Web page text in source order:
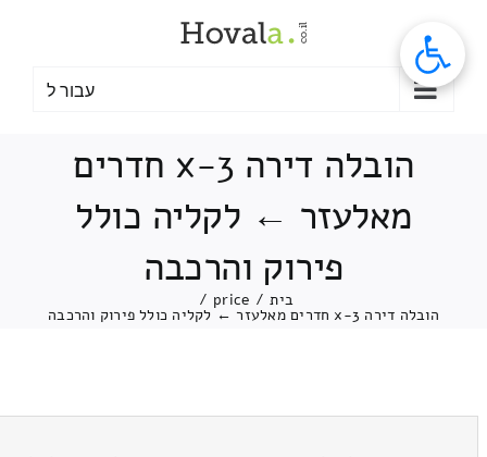
עבור ל
הובלה דירה 3-x חדרים
מאלעזר ← לקליה כולל
פירוק והרכבה
בית /
price
/
הובלה דירה 3-x חדרים מאלעזר ← לקליה כולל פירוק והרכבה